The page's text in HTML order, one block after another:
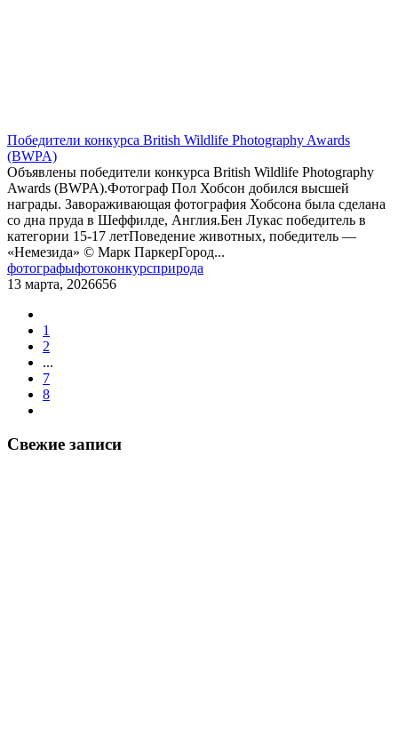
Победители конкурса British Wildlife Photography Awards
(BWPA)
Объявлены победители конкурса British Wildlife Photography
Awards (BWPA).Фотограф Пол Хобсон добился высшей
награды. Завораживающая фотография Хобсона была сделана
со дна пруда в Шеффилде, Англия.Бен Лукас победитель в
категории 15-17 летПоведение животных, победитель —
«Немезида» © Марк ПаркерГород...
фотографыфотоконкурсприрода
13 марта, 2026656
1
2
...
7
8
Свежие записи